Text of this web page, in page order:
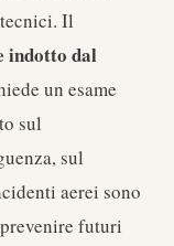
Il
indotto dal
un esame
sul
sul
aerei sono
futuri